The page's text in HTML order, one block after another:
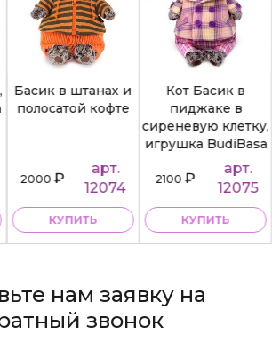
Басик в штанах и
полосатой кофте
2000₽
арт.
12074
КУПИТЬ
Кот Басик в
пиджаке в
сиреневую клетку,
игрушка BudiBasa
2100₽
арт.
12075
КУПИТЬ
нам заявку на
звонок